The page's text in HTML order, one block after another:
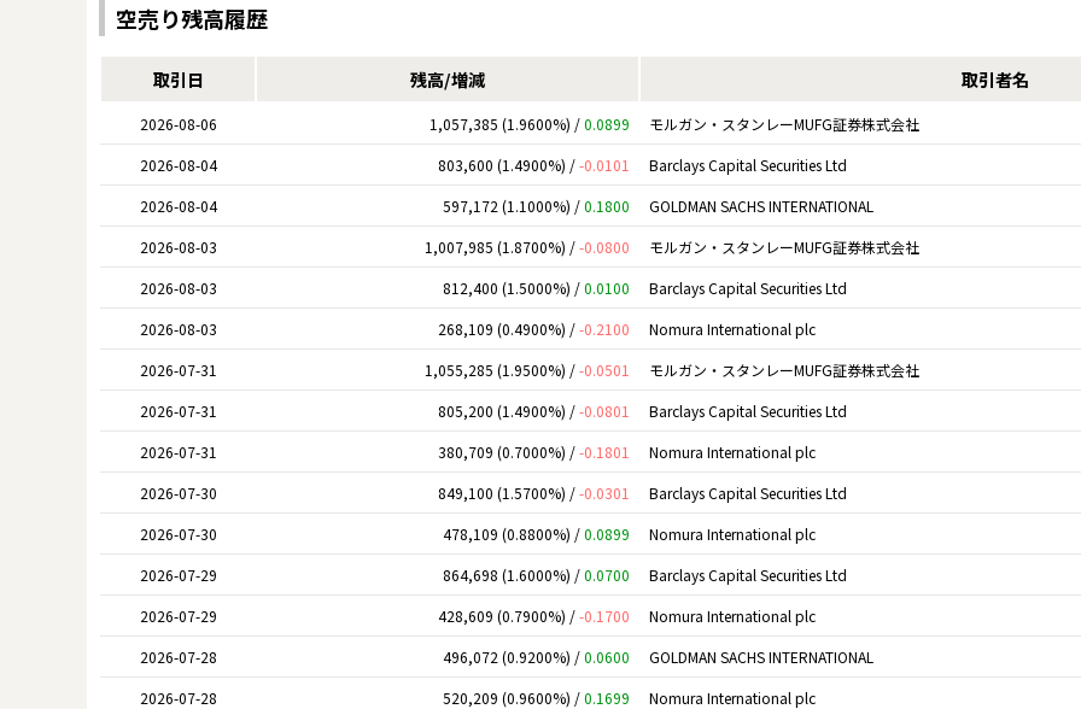
空売り残高履歴
取引日 残高/増減 取引者名
2026-08-06 1,057,385 (1.9600%) /0.0899 モルガン・スタンレーMUFG証券株式会社
2026-08-04
803,600 (1.4900%) /-0.0101 Barclays Capital Securities Ltd
2026-08-04
597,172 (1.1000%) /0.1800 GOLDMAN SACHS INTERNATIONAL
2026-08-03
1,007,985 (1.8700%) /-0.0800 モルガン・スタンレーMUFG証券株式会社
2026-08-03
812,400 (1.5000%) /0.0100 Barclays Capital Securities Ltd
2026-08-03
268,109 (0.4900%) /-0.2100 Nomura International plc
2026-07-31
1,055,285 (1.9500%) /-0.0501 モルガン・スタンレーMUFG証券株式会社
2026-07-31
805,200 (1.4900%) /-0.0801 Barclays Capital Securities Ltd
2026-07-31
380,709 (0.7000%) /-0.1801 Nomura International plc
2026-07-30
849,100 (1.5700%) /-0.0301 Barclays Capital Securities Ltd
2026-07-30
478,109 (0.8800%) /0.0899 Nomura International plc
2026-07-29
864,698 (1.6000%) /0.0700 Barclays Capital Securities Ltd
2026-07-29
428,609 (0.7900%) /-0.1700 Nomura International plc
2026-07-28
496,072 (0.9200%) /0.0600 GOLDMAN SACHS INTERNATIONAL
2026-07-28
520,209 (0.9600%) /0.1699 Nomura International plc